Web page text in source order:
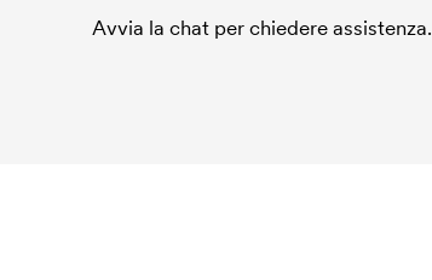
Avvia la chat per chiedere assistenza.